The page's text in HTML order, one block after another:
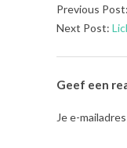
2025-
04-
Previous Post:
Next Post:
Geef een
Je e-